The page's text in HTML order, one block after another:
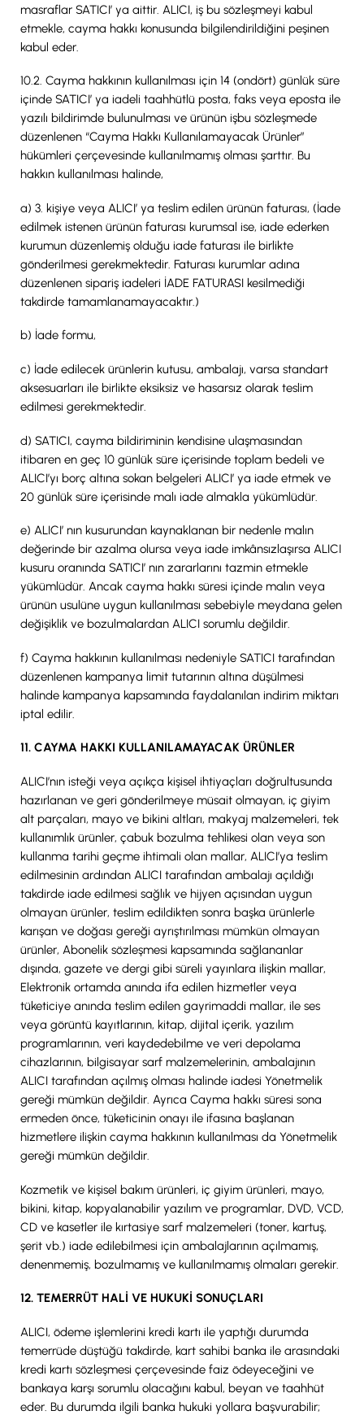
masraflar SATICI’ ya aittir. ALICI, iş bu sözleşmeyi kabul
etmekle, cayma hakkı konusunda bilgilendirildiğini peşinen
kabul eder.
10.2. Cayma hakkının kullanılması için 14 (ondört) günlük süre
içinde SATICI’ ya iadeli taahhütlü posta, faks veya eposta ile
yazılı bildirimde bulunulması ve ürünün işbu sözleşmede
düzenlenen “Cayma Hakkı Kullanılamayacak Ürünler”
hükümleri çerçevesinde kullanılmamış olması şarttır. Bu
hakkın kullanılması halinde,
a) 3. kişiye veya ALICI’ ya teslim edilen ürünün faturası, (İade
edilmek istenen ürünün faturası kurumsal ise, iade ederken
kurumun düzenlemiş olduğu iade faturası ile birlikte
gönderilmesi gerekmektedir. Faturası kurumlar adına
düzenlenen sipariş iadeleri İADE FATURASI kesilmediği
takdirde tamamlanamayacaktır.)
b) İade formu,
c) İade edilecek ürünlerin kutusu, ambalajı, varsa standart
aksesuarları ile birlikte eksiksiz ve hasarsız olarak teslim
edilmesi gerekmektedir.
d) SATICI, cayma bildiriminin kendisine ulaşmasından
itibaren en geç 10 günlük süre içerisinde toplam bedeli ve
ALICI’yı borç altına sokan belgeleri ALICI’ ya iade etmek ve
20 günlük süre içerisinde malı iade almakla yükümlüdür.
e) ALICI’ nın kusurundan kaynaklanan bir nedenle malın
değerinde bir azalma olursa veya iade imkânsızlaşırsa ALICI
kusuru oranında SATICI’ nın zararlarını tazmin etmekle
yükümlüdür. Ancak cayma hakkı süresi içinde malın veya
ürünün usulüne uygun kullanılması sebebiyle meydana gelen
değişiklik ve bozulmalardan ALICI sorumlu değildir.
f) Cayma hakkının kullanılması nedeniyle SATICI tarafından
düzenlenen kampanya limit tutarının altına düşülmesi
halinde kampanya kapsamında faydalanılan indirim miktarı
iptal edilir.
11. CAYMA HAKKI KULLANILAMAYACAK ÜRÜNLER
ALICI’nın isteği veya açıkça kişisel ihtiyaçları doğrultusunda
hazırlanan ve geri gönderilmeye müsait olmayan, iç giyim
alt parçaları, mayo ve bikini altları, makyaj malzemeleri, tek
kullanımlık ürünler, çabuk bozulma tehlikesi olan veya son
kullanma tarihi geçme ihtimali olan mallar, ALICI’ya teslim
edilmesinin ardından ALICI tarafından ambalajı açıldığı
takdirde iade edilmesi sağlık ve hijyen açısından uygun
olmayan ürünler, teslim edildikten sonra başka ürünlerle
karışan ve doğası gereği ayrıştırılması mümkün olmayan
ürünler, Abonelik sözleşmesi kapsamında sağlananlar
dışında, gazete ve dergi gibi süreli yayınlara ilişkin mallar,
Elektronik ortamda anında ifa edilen hizmetler veya
tüketiciye anında teslim edilen gayrimaddi mallar, ile ses
veya görüntü kayıtlarının, kitap, dijital içerik, yazılım
programlarının, veri kaydedebilme ve veri depolama
cihazlarının, bilgisayar sarf malzemelerinin, ambalajının
ALICI tarafından açılmış olması halinde iadesi Yönetmelik
gereği mümkün değildir. Ayrıca Cayma hakkı süresi sona
ermeden önce, tüketicinin onayı ile ifasına başlanan
hizmetlere ilişkin cayma hakkının kullanılması da Yönetmelik
gereği mümkün değildir.
Kozmetik ve kişisel bakım ürünleri, iç giyim ürünleri, mayo,
bikini, kitap, kopyalanabilir yazılım ve programlar, DVD, VCD,
CD ve kasetler ile kırtasiye sarf malzemeleri (toner, kartuş,
şerit vb.) iade edilebilmesi için ambalajlarının açılmamış,
denenmemiş, bozulmamış ve kullanılmamış olmaları gerekir.
12. TEMERRÜT HALİ VE HUKUKİ SONUÇLARI
ALICI, ödeme işlemlerini kredi kartı ile yaptığı durumda
temerrüde düştüğü takdirde, kart sahibi banka ile arasındaki
kredi kartı sözleşmesi çerçevesinde faiz ödeyeceğini ve
bankaya karşı sorumlu olacağını kabul, beyan ve taahhüt
eder. Bu durumda ilgili banka hukuki yollara başvurabilir;